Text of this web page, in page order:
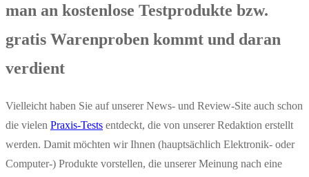
man an kostenlose Testprodukte bzw.
gratis Warenproben kommt und daran
verdient
Vielleicht haben Sie auf unserer News- und Review-Site auch schon
die vielen Praxis-Tests entdeckt, die von unserer Redaktion erstellt
werden. Damit möchten wir Ihnen (hauptsächlich Elektronik- oder
Computer-) Produkte vorstellen, die unserer Meinung nach eine